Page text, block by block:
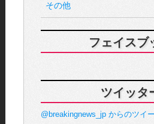
その他
フェイスブ
ツイッタ
@breakingnews_jp からのツイ